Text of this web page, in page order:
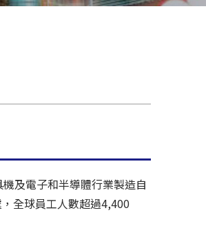
及電子和半導體行業製造自
全球員工人數超過4,400